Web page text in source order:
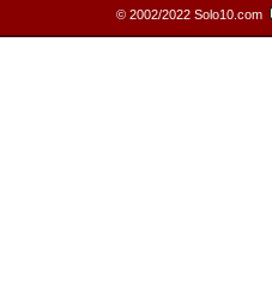
© 2002/2022 Solo10.com